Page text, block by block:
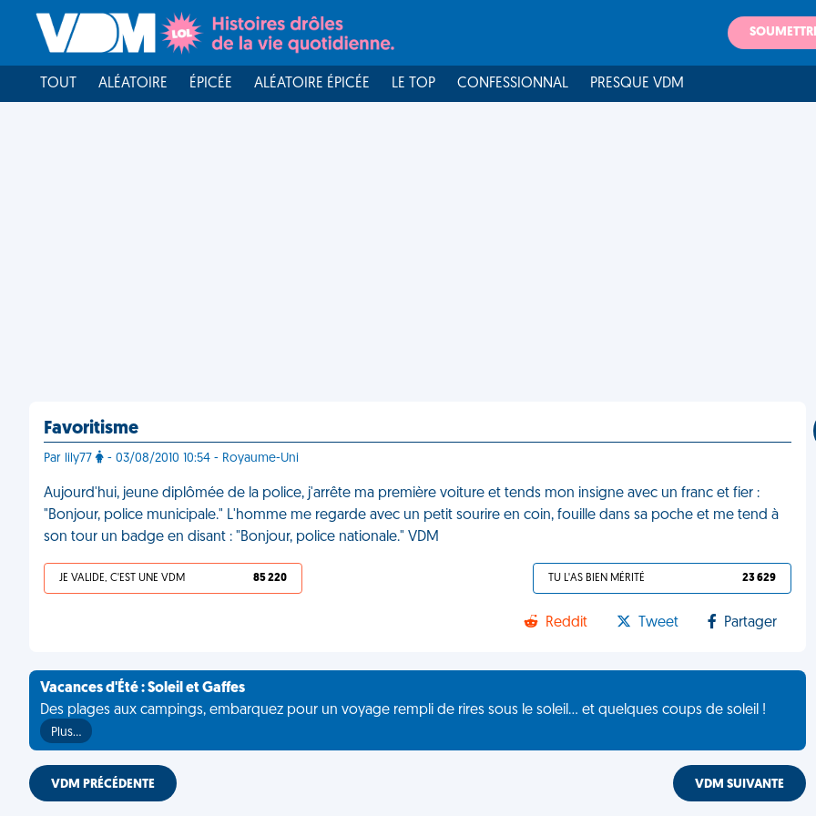
TOUT ALÉATOIRE ÉPICÉE ALÉATOIRE ÉPICÉE LE TOP CONFESSIONNAL PRESQUE VDM
Favoritisme
Par lily77 - 03/08/2010 10:54 - Royaume-Uni
Aujourd'hui, jeune diplômée de la police, j'arrête ma première voiture et tends mon insigne avec un franc et fier :
"Bonjour, police municipale." L'homme me regarde avec un petit sourire en coin, fouille dans sa poche et me tend à
son tour un badge en disant : "Bonjour, police nationale." VDM
JE VALIDE, C'EST UNE VDM 85 220 TU L'AS BIEN MÉRITÉ 23 629
Reddit Tweet Partager
Vacances d'Été : Soleil et Gaffes
Des plages aux campings, embarquez pour un voyage rempli de rires sous le soleil... et quelques coups de soleil !
Plus…
VDM PRÉCÉDENTE VDM SUIVANTE